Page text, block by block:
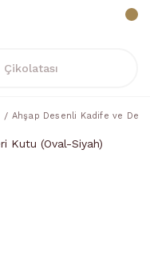
Ahşap Desenli Kadife ve Deri